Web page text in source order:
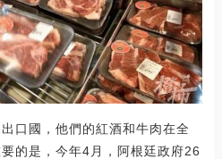
口國，他們的紅酒和牛肉在全
的是，今年4月，阿根廷政府26